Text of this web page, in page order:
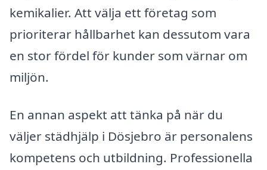
kemikalier. Att välja ett företag som
prioriterar hållbarhet kan dessutom vara
en stor fördel för kunder som värnar om
miljön.
En annan aspekt att tänka på när du
väljer städhjälp i Dösjebro är personalens
kompetens och utbildning. Professionella